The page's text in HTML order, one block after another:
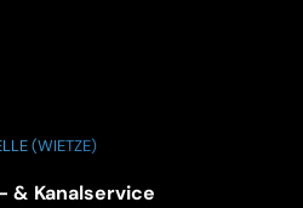
(WIETZE)
& Kanalservice